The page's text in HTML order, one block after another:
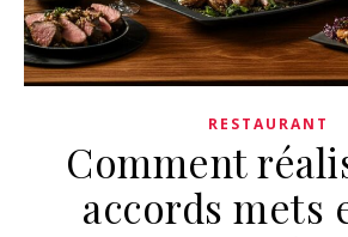
RESTAURANT
Comment
accords mets